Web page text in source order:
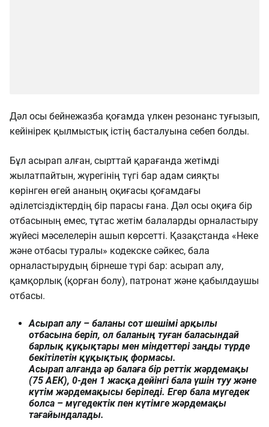
Дәл осы бейнежазба қоғамда үлкен резонанс туғызып,
кейінірек қылмыстық істің басталуына себеп болды.
Бұл асырап алған, сырттай қарағанда жетімді
жылатпайтын, жүрегінің түгі бар адам сияқты
көрінген өгей ананың оқиғасы қоғамдағы
әділетсіздіктердің бір парасы ғана. Дәл осы оқиға бір
отбасының емес, тұтас жетім балаларды орналастыру
жүйесі мәселелерін ашып көрсетті. Қазақстанда «Неке
және отбасы туралы» кодекске сәйкес, бала
орналастырудың бірнеше түрі бар: асырап алу,
қамқорлық (қорған болу), патронат және қабылдаушы
отбасы.
Асырап алу – баланы сот шешімі арқылы
отбасына беріп, ол баланың туған баласындай
барлық құқықтары мен міндеттері заңды түрде
бекітілетін құқықтық формасы.
Асырап алғанда әр балаға бір реттік жәрдемақы
(75 АЕК), 0-ден 1 жасқа дейінгі бала үшін туу және
күтім жәрдемақысы беріледі. Егер бала мүгедек
болса – мүгедектік пен күтімге жәрдемақы
тағайындалады.